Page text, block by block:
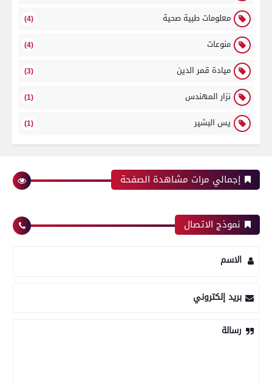
معلومات طبية صحية (4)
منوعات (4)
ميادة قمر الدين (3)
نزار المهندس (1)
يس البشير (1)
إجمالي مرات مشاهدة الصفحة
نموذج الاتصال
الاسم
بريد إلكتروني
رسالة